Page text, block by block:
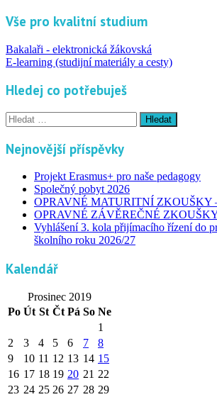
Vše pro kvalitní studium
Bakalaři - elektronická žákovská
E-learning (studijní materiály a cesty)
Hledej co potřebuješ
Vyhledávání
Nejnovější příspěvky
Projekt Erasmus+ pro naše pedagogy
Společný pobyt 2026
OPRAVNÉ MATURITNÍ ZKOUŠKY
OPRAVNÉ ZÁVĚREČNÉ ZKOUŠKY
Vyhlášení 3. kola přijímacího řízení do
školního roku 2026/27
Kalendář
Prosinec 2019
Po Út St Čt Pá So Ne
1
2
3 4 5 6 7
8
9
10 11 12 13 14 15
16 17 18 19 20 21 22
23 24 25 26 27 28 29